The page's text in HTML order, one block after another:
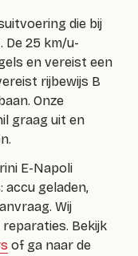
die bij
De 25 km/u-
en vereist een
rijbewijs B
Onze
graag uit en
E-Napoli
accu geladen,
Wij
Bekijk
of ga naar de